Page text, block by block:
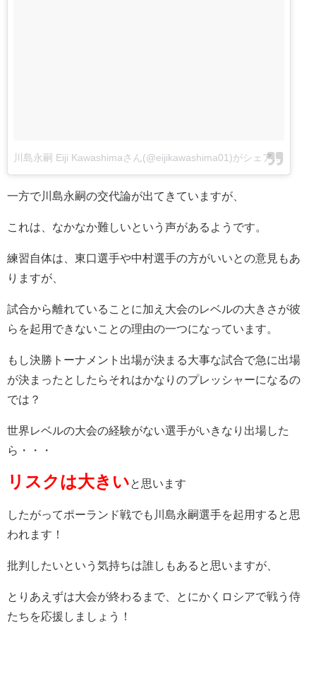
川島永嗣 Eiji Kawashimaさん(@eijikawashima01)がシェアした投稿
一方で川島永嗣の交代論が出てきていますが、
これは、なかなか難しいという声があるようです。
練習自体は、東口選手や中村選手の方がいいとの意見もあ
りますが、
試合から離れていることに加え大会のレベルの大きさが彼
らを起用できないことの理由の一つになっています。
もし決勝トーナメント出場が決まる大事な試合で急に出場
が決まったとしたらそれはかなりのプレッシャーになるの
では？
世界レベルの大会の経験がない選手がいきなり出場した
ら・・・
リスクは大きい と思います
したがってポーランド戦でも川島永嗣選手を起用すると思
われます！
批判したいという気持ちは誰しもあると思いますが、
とりあえずは大会が終わるまで、とにかくロシアで戦う侍
たちを応援しましょう！